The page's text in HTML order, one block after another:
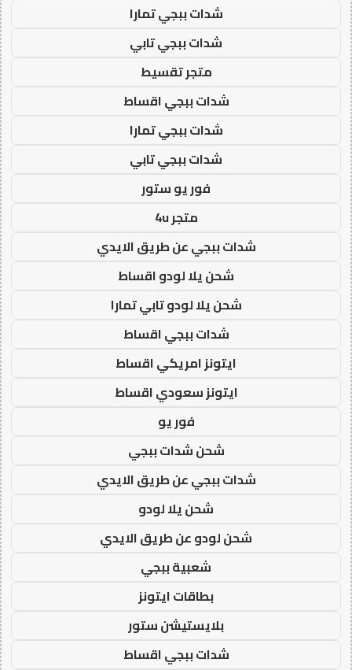
شدات ببجي تمارا
شدات ببجي تابي
متجر تقسيط
شدات ببجي اقساط
شدات ببجي تمارا
شدات ببجي تابي
فور يو ستور
متجر 4u
شدات ببجي عن طريق الايدي
شحن يلا لودو اقساط
شحن يلا لودو تابي تمارا
شدات ببجي اقساط
ايتونز امريكي اقساط
ايتونز سعودي اقساط
فور يو
شحن شدات ببجي
شدات ببجي عن طريق الايدي
شحن يلا لودو
شحن لودو عن طريق الايدي
شعبية ببجي
بطاقات ايتونز
بلايستيشن ستور
شدات ببجي اقساط